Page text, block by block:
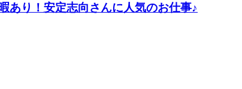
あり！安定志向さんに人気のお仕事♪